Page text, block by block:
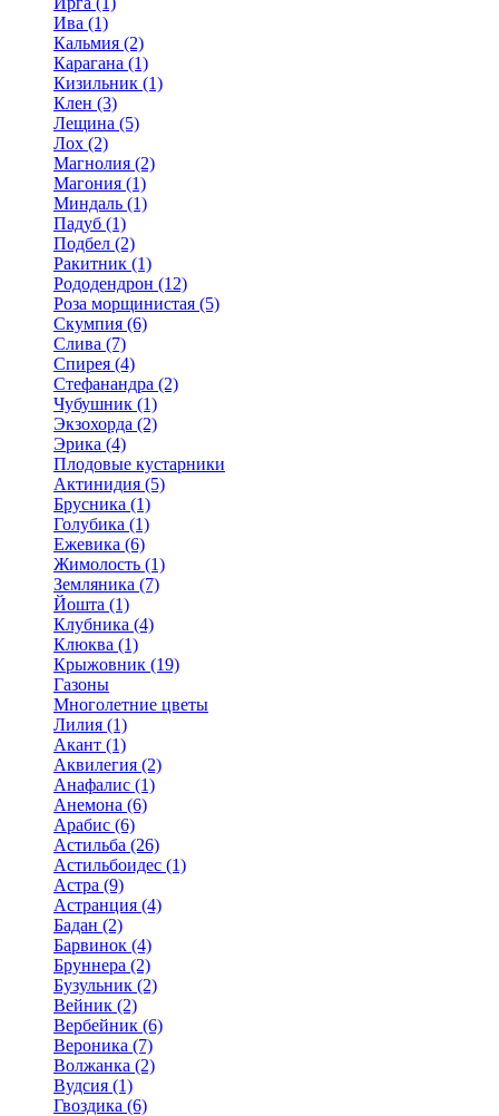
Ива (1)
Кальмия (2)
Карагана (1)
Кизильник (1)
Клен (3)
Лещина (5)
Лох (2)
Магнолия (2)
Магония (1)
Миндаль (1)
Падуб (1)
Подбел (2)
Ракитник (1)
Рододендрон (12)
Роза морщинистая (5)
Скумпия (6)
Слива (7)
Спирея (4)
Стефанандра (2)
Чубушник (1)
Экзохорда (2)
Эрика (4)
Плодовые кустарники
Актинидия (5)
Брусника (1)
Голубика (1)
Ежевика (6)
Жимолость (1)
Земляника (7)
Йошта (1)
Клубника (4)
Клюква (1)
Крыжовник (19)
Газоны
Многолетние цветы
Лилия (1)
Акант (1)
Аквилегия (2)
Анафалис (1)
Анемона (6)
Арабис (6)
Астильба (26)
Астильбоидес (1)
Астра (9)
Астранция (4)
Бадан (2)
Барвинок (4)
Бруннера (2)
Бузульник (2)
Вейник (2)
Вербейник (6)
Вероника (7)
Волжанка (2)
Вудсия (1)
Гвоздика (6)